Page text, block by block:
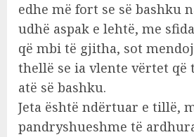
edhe më fort se së bashku
udhë aspak e lehtë, me
që mbi të gjitha, sot
thellë se ia vlente vërtet që
atë së bashku.
Jeta është ndërtuar e tillë,
pandryshueshme të